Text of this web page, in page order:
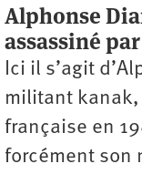
Alphonse
assassiné
Ici il s’agit
militant kanak,
française en
forcément son